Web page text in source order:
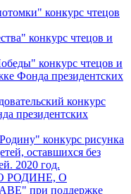
конкурс чтецов
конкурс чтецов и
конкурс чтецов и
Фонда президентских
конкурс
президентских
конкурс рисунка
оставшихся без
2020 год.
РОДИНЕ, О
при поддержке